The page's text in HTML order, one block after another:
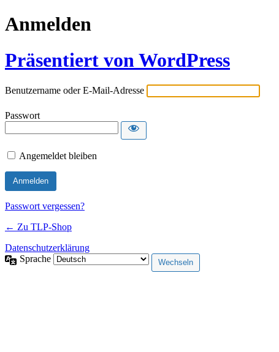
Anmelden
Präsentiert von WordPress
Benutzername oder E-Mail-Adresse
Passwort
Angemeldet bleiben
Passwort vergessen?
← Zu TLP-Shop
Datenschutzerklärung
Sprache